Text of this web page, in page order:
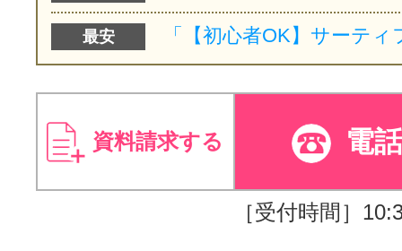
最安
資料請求する 電
［受付時間］